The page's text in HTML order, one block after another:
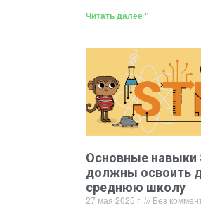
Читать далее "
Основные навыки
должны освоить
среднюю школу
27 мая 2025 г. Без